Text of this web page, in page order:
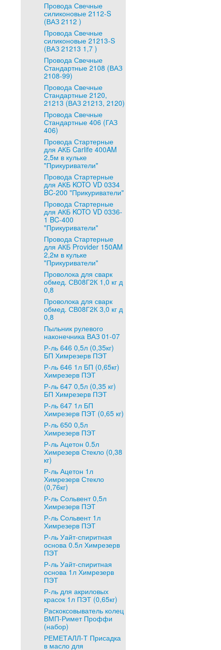
Провода Свечные
силиконовые 2112-S
(ВАЗ 2112 )
Провода Свечные
силиконовые 21213-S
(ВАЗ 21213 1,7 )
Провода Свечные
Стандартные 2108 (ВАЗ
2108-99)
Провода Свечные
Стандартные 2120,
21213 (ВАЗ 21213, 2120)
Провода Свечные
Стандартные 406 (ГАЗ
406)
Провода Стартерные
для АКБ Carlife 400AM
2,5м в кульке
"Прикуриватели"
Провода Стартерные
для АКБ KOTO VD 0334
BC-200 "Прикуриватели"
Провода Стартерные
для АКБ KOTO VD 0336-
1 BC-400
"Прикуриватели"
Провода Стартерные
для АКБ Provider 150AM
2,2м в кульке
"Прикуриватели"
Проволока для сварк
обмед. СВ08Г2К 1,0 кг д
0,8
Проволока для сварк
обмед. СВ08Г2К 3,0 кг д
0,8
Пыльник рулевого
наконечника ВАЗ 01-07
Р-ль 646 0,5л (0,35кг)
БП Химрезерв ПЭТ
Р-ль 646 1л БП (0,65кг)
Химрезерв ПЭТ
Р-ль 647 0,5л (0,35 кг)
БП Химрезерв ПЭТ
Р-ль 647 1л БП
Химрезерв ПЭТ (0,65 кг)
Р-ль 650 0,5л
Химрезерв ПЭТ
Р-ль Ацетон 0.5л
Химрезерв Стекло (0,38
кг)
Р-ль Ацетон 1л
Химрезерв Стекло
(0,76кг)
Р-ль Сольвент 0,5л
Химрезерв ПЭТ
Р-ль Сольвент 1л
Химрезерв ПЭТ
Р-ль Уайт-спиритная
основа 0.5л Химрезерв
ПЭТ
Р-ль Уайт-спиритная
основа 1л Химрезерв
ПЭТ
Р-ль для акриловых
красок 1л ПЭТ (0,65кг)
Раскоксовыватель колец
ВМП-Римет Проффи
(набор)
РЕМЕТАЛЛ-Т Присадка
в масло для